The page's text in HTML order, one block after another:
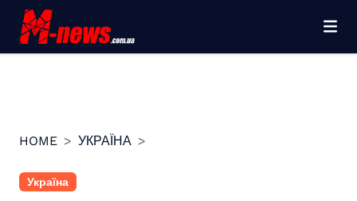
Перейти
вмісту
HOME УКРАЇНА
Україна